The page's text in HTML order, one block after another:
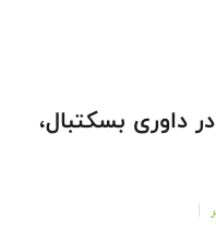
داوری بسکتبال،